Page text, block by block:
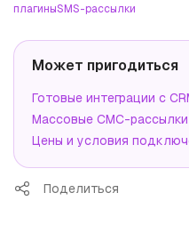
плагиныSMS-рассылки
Может пригодиться
Готовые интеграции с
Массовые СМС-рассылки
Цены и условия
Поделиться